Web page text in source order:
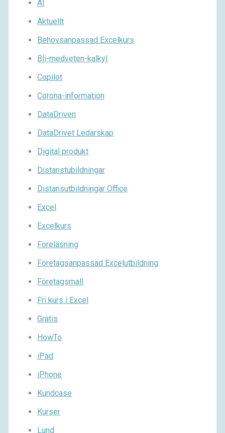
AI
Aktuellt
Behovsanpassad Excelkurs
Bli-medveten-kalkyl
Copilot
Corona-information
DataDriven
DataDrivet Ledarskap
Digital produkt
Distanstubildningar
Distansutbildningar Office
Excel
Excelkurs
Föreläsning
Företagsanpassad Excelutbildning
Företagsmall
Fri kurs i Excel
Gratis
HowTo
iPad
iPhone
Kundcase
Kurser
Lund